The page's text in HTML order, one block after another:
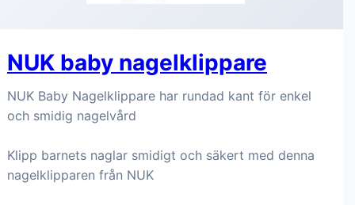
NUK baby nagelklippare
NUK Baby Nagelklippare har rundad kant för enkel
och smidig nagelvård
Klipp barnets naglar smidigt och säkert med denna
nagelklipparen från NUK